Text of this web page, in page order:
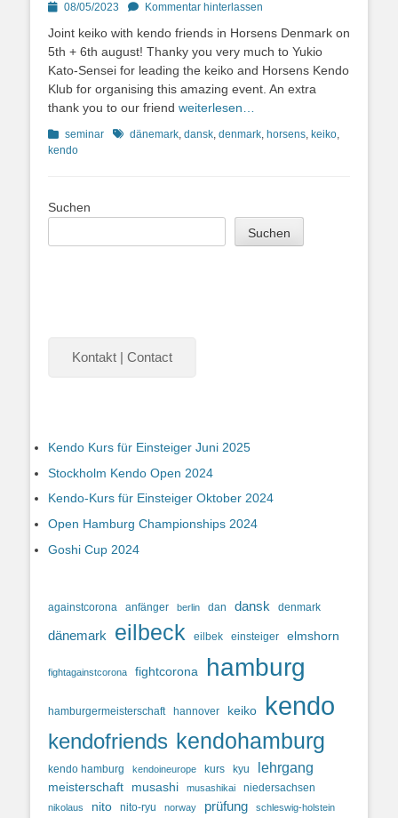
Posted08/05/2023 Kommentar hinterlassen
Joint keiko with kendo friends in Horsens Denmark on
5th + 6th august! Thanky you very much to Yukio
Kato-Sensei for leading the keiko and Horsens Kendo
Klub for organising this amazing event. An extra
thank you to our friend weiterlesen…
Kategorien
seminar Schlagworte
dänemark, dansk, denmark, horsens, keiko,
kendo
Suchen
Suchen
Kontakt | Contact
Kendo Kurs für Einsteiger Juni 2025
Stockholm Kendo Open 2024
Kendo-Kurs für Einsteiger Oktober 2024
Open Hamburg Championships 2024
Goshi Cup 2024
againstcorona anfänger berlin dan dansk denmark
dänemark eilbeck eilbek einsteiger elmshorn
fightagainstcorona fightcorona hamburg
hamburgermeisterschaft hannover keiko kendo
kendofriends kendohamburg
kendo hamburg kendoineurope kurs kyu lehrgang
meisterschaft musashi musashikai niedersachsen
nikolaus nito nito-ryu norway prüfung schleswig-holstein